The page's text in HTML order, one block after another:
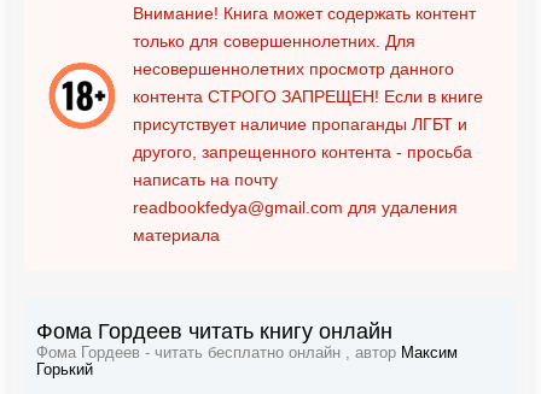
Внимание! Книга может содержать контент
только для совершеннолетних. Для
несовершеннолетних просмотр данного
контента СТРОГО ЗАПРЕЩЕН! Если в книге
присутствует наличие пропаганды ЛГБТ и
другого, запрещенного контента - просьба
написать на почту
readbookfedya@gmail.com для удаления
материала
Фома Гордеев читать книгу онлайн
Фома Гордеев - читать бесплатно онлайн , автор Максим
Горький